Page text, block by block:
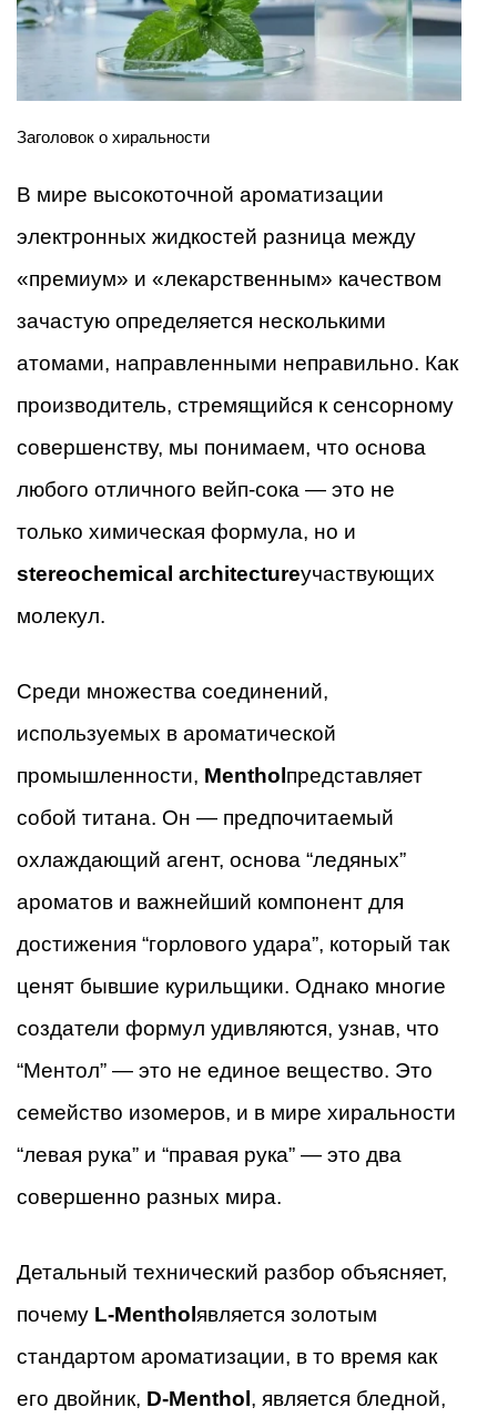
Заголовок о хиральности
В мире высокоточной ароматизации
электронных жидкостей разница между
«премиум» и «лекарственным» качеством
зачастую определяется несколькими
атомами, направленными неправильно. Как
производитель, стремящийся к сенсорному
совершенству, мы понимаем, что основа
любого отличного вейп-сока — это не
только химическая формула, но и
stereochemical architectureучаствующих
молекул.
Среди множества соединений,
используемых в ароматической
промышленности, Menthol представляет
собой титана. Он — предпочитаемый
охлаждающий агент, основа “ледяных”
ароматов и важнейший компонент для
достижения “горлового удара”, который так
ценят бывшие курильщики. Однако многие
создатели формул удивляются, узнав, что
“Ментол” — это не единое вещество. Это
семейство изомеров, и в мире хиральности
“левая рука” и “правая рука” — это два
совершенно разных мира.
Детальный технический разбор объясняет,
почему L-Menthol является золотым
стандартом ароматизации, в то время как
его двойник, D-Menthol , является бледной,